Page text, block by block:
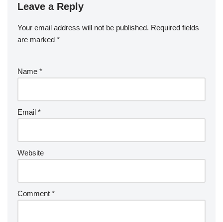
Leave a Reply
Your email address will not be published. Required fields
are marked *
Name *
Email *
Website
Comment *